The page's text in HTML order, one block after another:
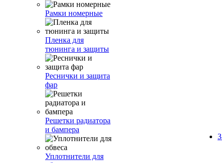
Рамки номерные
Пленка для
тюнинга и защиты
Реснички и защита
фар
Решетки радиатора
и бампера
Уплотнители для